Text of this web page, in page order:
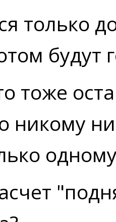
только
будут
тоже
никому